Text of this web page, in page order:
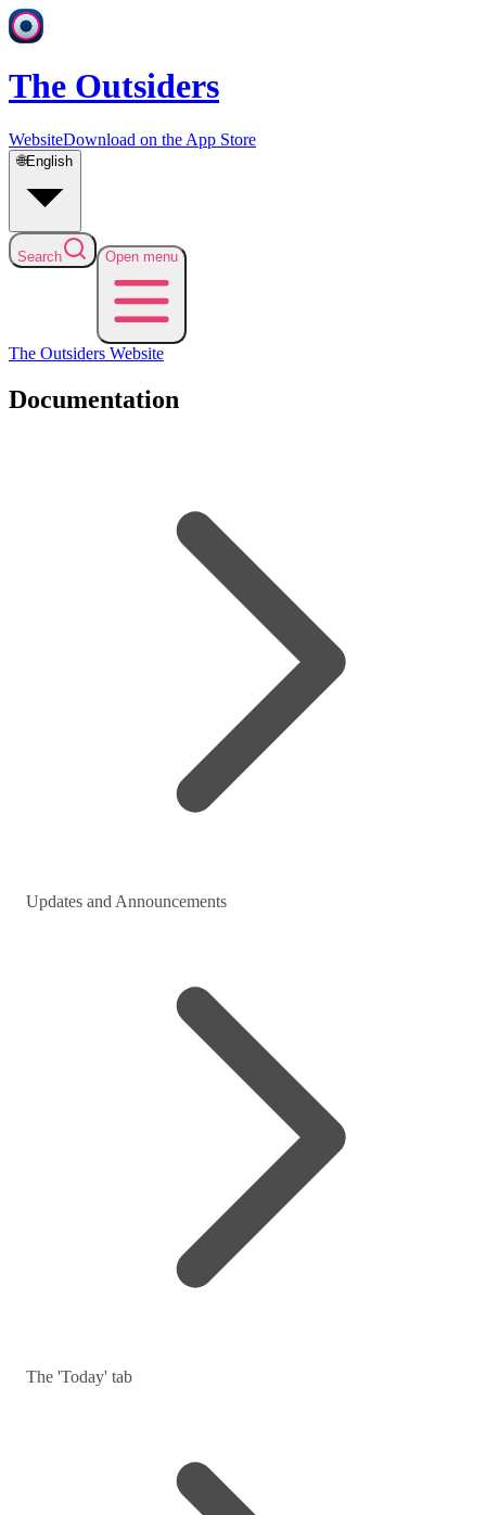
The Outsiders
WebsiteDownload on the App Store
🌐English
Search Open menu
The Outsiders Website
Documentation
Updates and Announcements
The 'Today' tab